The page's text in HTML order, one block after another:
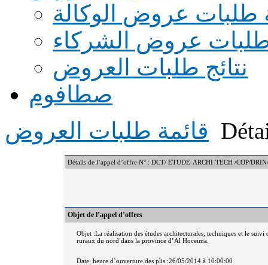
طلبات عروض الوكالة
طلبات عروض الشركاء
نتائج طلبات العروض
صطافوم
قائمة طلبات العروض
Détails de l’appel d’offre N° : DCT/ ETUDE-ARCHI-TECH /COP/
Objet de l’appel d’offres
Objet :La réalisation des études architecturales, techniques et le
ruraux du nord dans la province d’Al Hoceima.
Date, heure d’ouverture des plis :26/05/2014 à 10:00:00